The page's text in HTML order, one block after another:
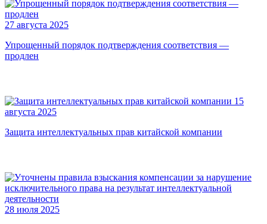
27 августа 2025
Упрощенный порядок подтверждения соответствия —
продлен
15
августа 2025
Защита интеллектуальных прав китайской компании
28 июля 2025